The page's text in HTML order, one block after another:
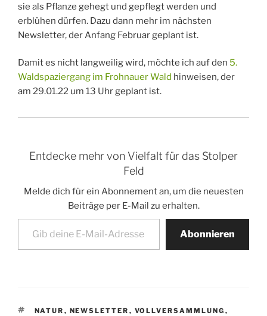
sie als Pflanze gehegt und gepflegt werden und
erblühen dürfen. Dazu dann mehr im nächsten
Newsletter, der Anfang Februar geplant ist.
Damit es nicht langweilig wird, möchte ich auf den 5.
Waldspaziergang im Frohnauer Wald hinweisen, der
am 29.01.22 um 13 Uhr geplant ist.
Entdecke mehr von Vielfalt für das Stolper
Feld
Melde dich für ein Abonnement an, um die neuesten
Beiträge per E-Mail zu erhalten.
Gib deine E-Mail-Adresse ein ...
Abonnieren
SCHLAGWÖRTER
NATUR , NEWSLETTER , VOLLVERSAMMLUNG ,